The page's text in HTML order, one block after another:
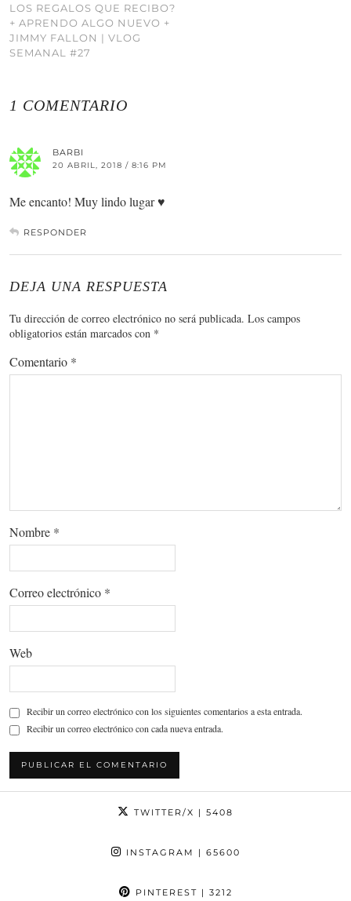
LOS REGALOS QUE RECIBO?
+ APRENDO ALGO NUEVO +
JIMMY FALLON | VLOG
SEMANAL #27
1 COMENTARIO
BARBI
20 ABRIL, 2018 / 8:16 PM
Me encanto! Muy lindo lugar ♥
RESPONDER
DEJA UNA RESPUESTA
Tu dirección de correo electrónico no será publicada. Los campos
obligatorios están marcados con *
Comentario *
Nombre *
Correo electrónico *
Web
Recibir un correo electrónico con los siguientes comentarios a esta entrada.
Recibir un correo electrónico con cada nueva entrada.
TWITTER/X | 5408
INSTAGRAM | 65600
PINTEREST | 3212